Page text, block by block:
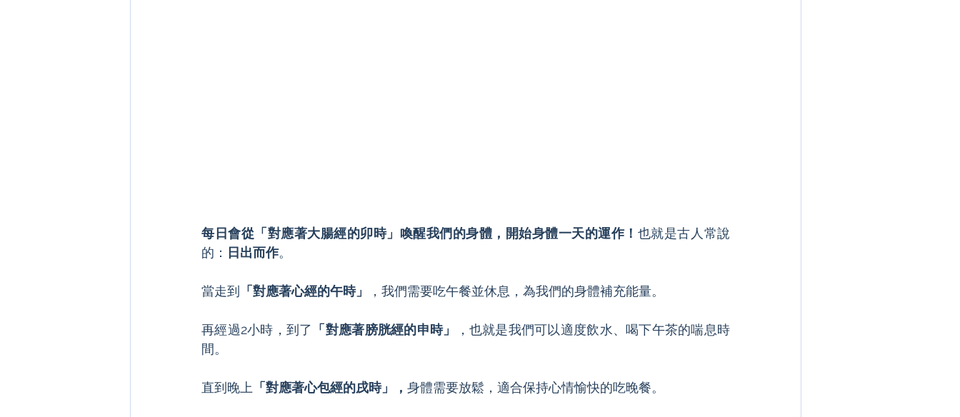
每日會從「對應著大腸經的卯時」喚醒我們的身體，開始身體一天的運作！ 也就是古人常說
的： 日出而作。
當走到 「對應著心經的午時」 ，我們需要吃午餐並休息，為我們的身體補充能量。
再經過2小時，到了 「對應著膀胱經的申時」
，也就是我們可以適度飲水、喝下午茶的喘息時
間。
直到晚上 「對應著心包經的戌時」， 身體需要放鬆，適合保持心情愉快的吃晚餐。